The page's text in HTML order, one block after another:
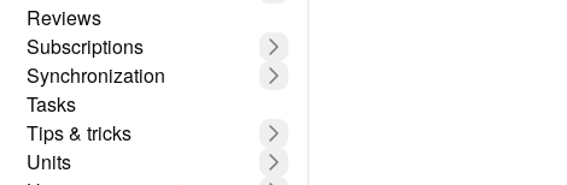
Reviews
Subscriptions
Synchronization
Tasks
Tips & tricks
Units